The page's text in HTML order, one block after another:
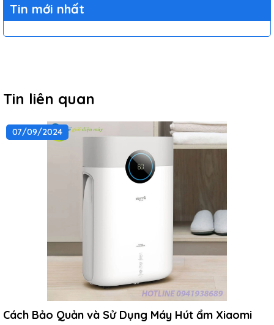
Tin mới nhất
Tin liên quan
07/09/2024
Cách Bảo Quản và Sử Dụng Máy Hút ẩm Xiaomi